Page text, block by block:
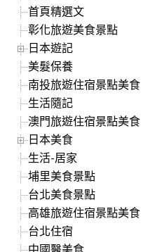
首頁精選文
彰化旅遊美食景點
日本遊記
美髮保養
南投旅遊住宿景點美食
生活隨記
澳門旅遊住宿景點美食
日本美食
生活-居家
埔里美食景點
台北美食景點
高雄旅遊住宿景點美食
台北住宿
中國醫美食